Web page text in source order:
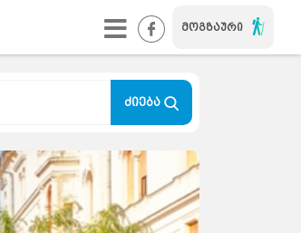
WELCOME TO GEORGIA
#ქალაქიხასიათით
მოგზაური
ძიება